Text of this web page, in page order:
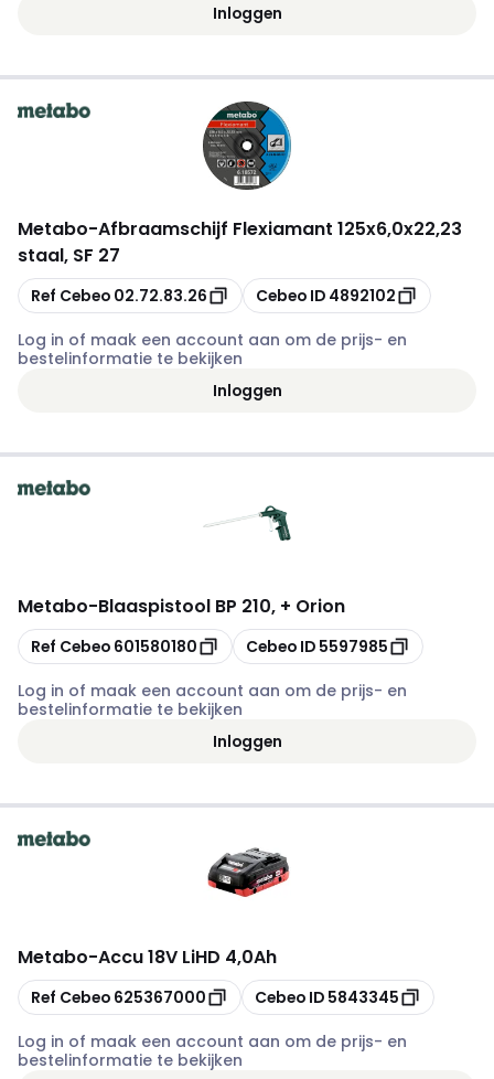
Inloggen
Metabo-Afbraamschijf Flexiamant 125x6,0x22,23
staal, SF 27
Kopiëren
Ref Cebeo 02.72.83.26 Kopiëren
Cebeo ID 4892102
Log in of maak een account aan om de prijs- en
bestelinformatie te bekijken
Inloggen
Metabo-Blaaspistool BP 210, + Orion
Kopiëren
Ref Cebeo 601580180 Kopiëren
Cebeo ID 5597985
Log in of maak een account aan om de prijs- en
bestelinformatie te bekijken
Inloggen
Metabo-Accu 18V LiHD 4,0Ah
Kopiëren
Ref Cebeo 625367000 Kopiëren
Cebeo ID 5843345
Log in of maak een account aan om de prijs- en
bestelinformatie te bekijken